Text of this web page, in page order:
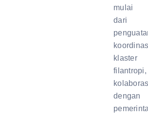
mulai
dari
klaster
filantropi,
dengan